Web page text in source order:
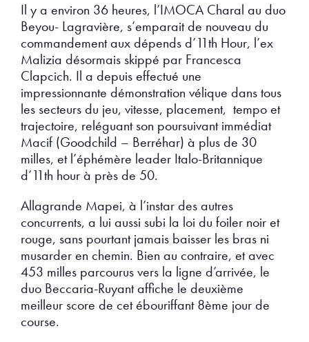
Il y a environ 36 heures, l’IMOCA Charal au duo
Beyou- Lagravière, s’emparait de nouveau du
commandement aux dépends d’11th Hour, l’ex
Malizia désormais skippé par Francesca
Clapcich. Il a depuis effectué une
impressionnante démonstration vélique dans tous
les secteurs du jeu, vitesse, placement, tempo et
trajectoire, reléguant son poursuivant immédiat
Macif (Goodchild – Berréhar) à plus de 30
milles, et l’éphémère leader Italo-Britannique
d’11th hour à près de 50.
Allagrande Mapei, à l’instar des autres
concurrents, a lui aussi subi la loi du foiler noir et
rouge, sans pourtant jamais baisser les bras ni
musarder en chemin. Bien au contraire, et avec
453 milles parcourus vers la ligne d’arrivée, le
duo Beccaria-Ruyant affiche le deuxième
meilleur score de cet ébouriffant 8ème jour de
course.